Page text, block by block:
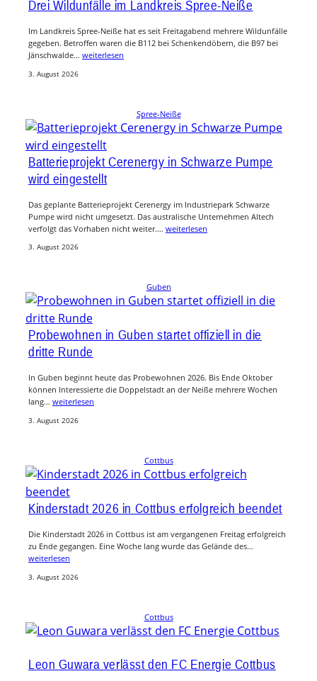
Drei Wildunfälle im Landkreis Spree-Neiße
Im Landkreis Spree-Neiße hat es seit Freitagabend mehrere Wildunfälle
gegeben. Betroffen waren die B112 bei Schenkendöbern, die B97 bei
Jänschwalde… weiterlesen
3. August 2026
Spree-Neiße
Batterieprojekt Cerenergy in Schwarze Pumpe
wird eingestellt
Das geplante Batterieprojekt Cerenergy im Industriepark Schwarze
Pumpe wird nicht umgesetzt. Das australische Unternehmen Altech
verfolgt das Vorhaben nicht weiter.… weiterlesen
3. August 2026
Guben
Probewohnen in Guben startet offiziell in die
dritte Runde
In Guben beginnt heute das Probewohnen 2026. Bis Ende Oktober
können Interessierte die Doppelstadt an der Neiße mehrere Wochen
lang… weiterlesen
3. August 2026
Cottbus
Kinderstadt 2026 in Cottbus erfolgreich beendet
Die Kinderstadt 2026 in Cottbus ist am vergangenen Freitag erfolgreich
zu Ende gegangen. Eine Woche lang wurde das Gelände des…
weiterlesen
3. August 2026
Cottbus
Leon Guwara verlässt den FC Energie Cottbus